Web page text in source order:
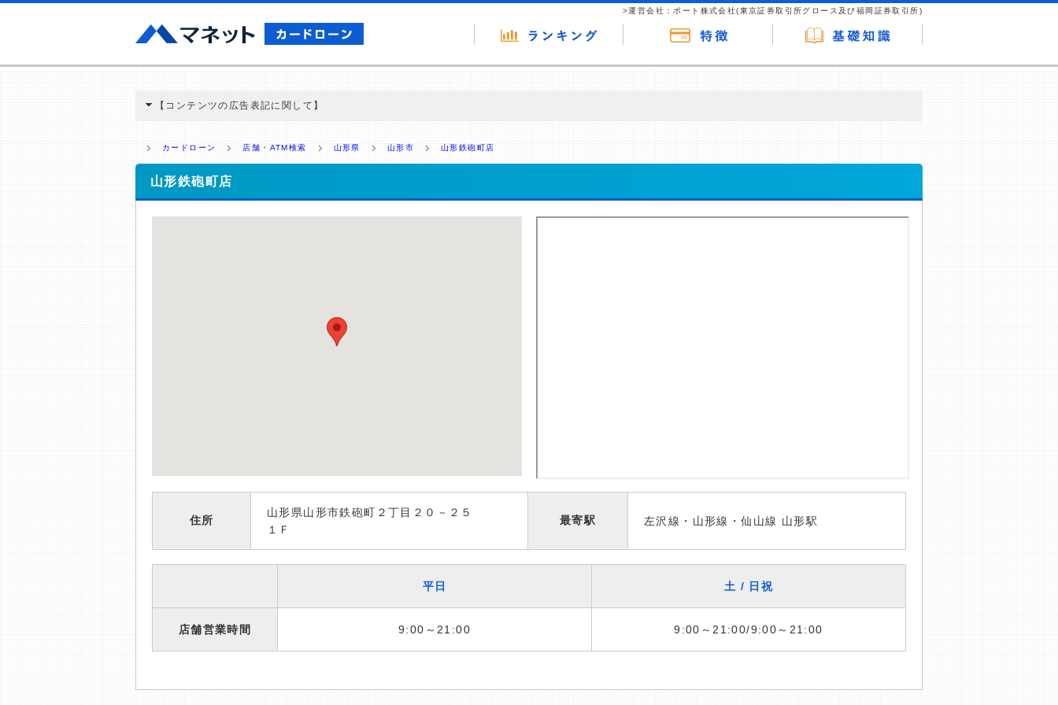
>運営会社：ポート株式会社(東京証券取引所グロース及び福岡証券取引所)
【コンテンツの広告表記に関して】
ミ収集などに基づき、公平性を担保した情報提供を行っています。
>提携企業一覧
カードローン 店舗・ATM検索 山形県 山形市 山形鉄砲町店
山形鉄砲町店
住所
山形県山形市鉄砲町２丁目２０－２５
１Ｆ
最寄駅 左沢線・山形線・仙山線 山形駅
平日 土 / 日祝
店舗営業時間 9:00～21:00 9:00～21:00/9:00～21:00